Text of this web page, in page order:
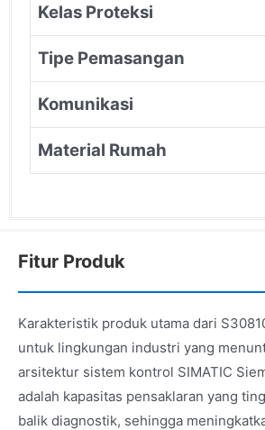
Kelas Proteksi
Tipe Pemasangan
Komunikasi
Material Rumah
Fitur Produk
Karakteristik produk utama dari
untuk lingkungan industri yang
arsitektur sistem kontrol SIMATIC
adalah kapasitas pensaklaran yang
balik diagnostik, sehingga